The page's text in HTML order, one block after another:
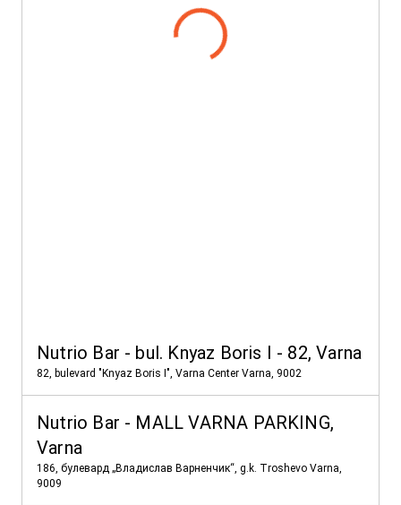
Nutrio Bar - bul. Knyaz Boris I - 82, Varna
82, bulevard "Knyaz Boris I", Varna Center Varna, 9002
Nutrio Bar - MALL VARNA PARKING,
Varna
186, булевард „Владислав Варненчик“, g.k. Troshevo Varna,
9009